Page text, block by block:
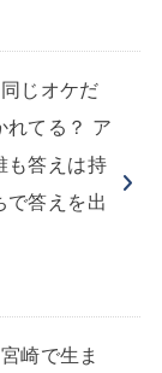
じオケだ
れてる？ ア
も答えは持
で答えを出
崎で生ま